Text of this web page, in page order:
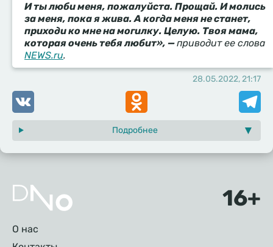
И ты люби меня, пожалуйста. Прощай. И молись
за меня, пока я жива. А когда меня не станет,
приходи ко мне на могилку. Целую. Твоя мама,
которая очень тебя любит», —приводит ее слова
NEWS.ru.
28.05.2022, 21:17
VK Odnoklassniki
Подробнее
Подвал
О нас